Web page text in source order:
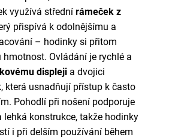
využívá střední rámeček z
přispívá k odolnějšímu a
– hodinky si přitom
Ovládání je rychlé a
displeji a dvojici
která usnadňují přístup k často
Pohodlí při nošení podporuje
lehká konstrukce, takže hodinky
i při delším používání během